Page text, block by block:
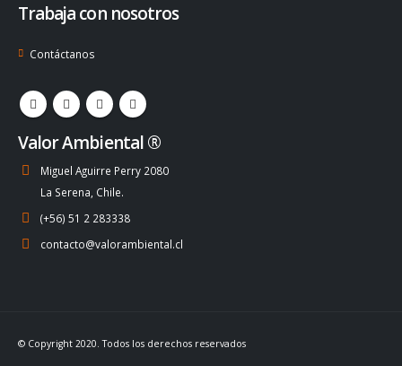
Trabaja con nosotros
Contáctanos
Valor Ambiental ®
Miguel Aguirre Perry 2080
La Serena, Chile.
(+56) 51 2 283338
contacto@valorambiental.cl
© Copyright 2020. Todos los derechos reservados